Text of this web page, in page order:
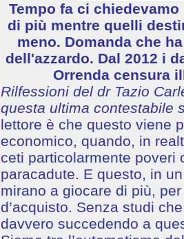
Tempo fa ci
di più mentre quelli
meno. Domanda che
dell'azzardo. Dal 2012 i
Orrenda censura
Rilfessioni del dr Tazio
questa ultima contestabile
lettore è che questo viene
economico, quando, in
ceti particolarmente poveri
paracadute. E questo, in
mirano a giocare di più,
d’acquisto. Senza studi
davvero succedendo a